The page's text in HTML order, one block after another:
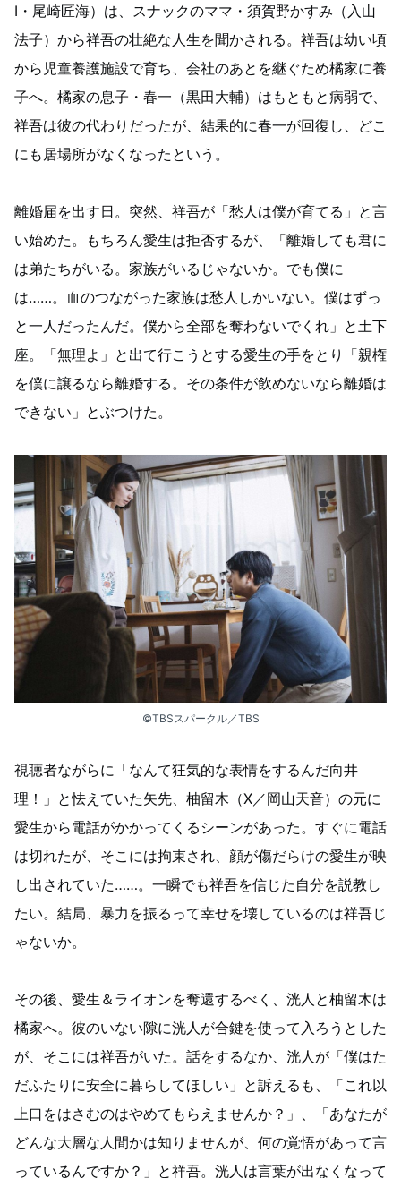
I・尾崎匠海）は、スナックのママ・須賀野かすみ（入山
法子）から祥吾の壮絶な人生を聞かされる。祥吾は幼い頃
から児童養護施設で育ち、会社のあとを継ぐため橘家に養
子へ。橘家の息子・春一（黒田大輔）はもともと病弱で、
祥吾は彼の代わりだったが、結果的に春一が回復し、どこ
にも居場所がなくなったという。
離婚届を出す日。突然、祥吾が「愁人は僕が育てる」と言
い始めた。もちろん愛生は拒否するが、「離婚しても君に
は弟たちがいる。家族がいるじゃないか。でも僕に
は……。血のつながった家族は愁人しかいない。僕はずっ
と一人だったんだ。僕から全部を奪わないでくれ」と土下
座。「無理よ」と出て行こうとする愛生の手をとり「親権
を僕に譲るなら離婚する。その条件が飲めないなら離婚は
できない」とぶつけた。
©TBSスパークル／TBS
視聴者ながらに「なんて狂気的な表情をするんだ向井
理！」と怯えていた矢先、柚留木（X／岡山天音）の元に
愛生から電話がかかってくるシーンがあった。すぐに電話
は切れたが、そこには拘束され、顔が傷だらけの愛生が映
し出されていた……。一瞬でも祥吾を信じた自分を説教し
たい。結局、暴力を振るって幸せを壊しているのは祥吾じ
ゃないか。
その後、愛生＆ライオンを奪還するべく、洸人と柚留木は
橘家へ。彼のいない隙に洸人が合鍵を使って入ろうとした
が、そこには祥吾がいた。話をするなか、洸人が「僕はた
だふたりに安全に暮らしてほしい」と訴えるも、「これ以
上口をはさむのはやめてもらえませんか？」、「あなたが
どんな大層な人間かは知りませんが、何の覚悟があって言
っているんですか？」と祥吾。洸人は言葉が出なくなって